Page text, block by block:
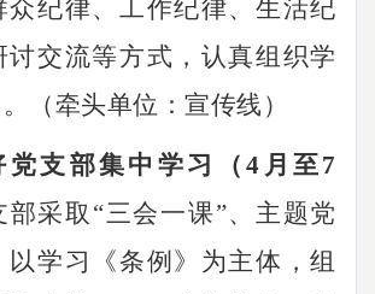
众纪律、工作纪律、生活纪
讨交流等方式，认真组织学
（牵头单位：宣传线 ）
党支部集中学习（4月至7
部采取 “三会一课”、主题党
以学习《条例》为主体，组